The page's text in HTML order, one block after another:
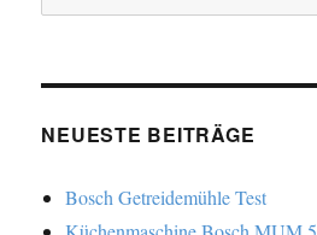
nach:
NEUESTE BEITRÄGE
Bosch Getreidemühle Test